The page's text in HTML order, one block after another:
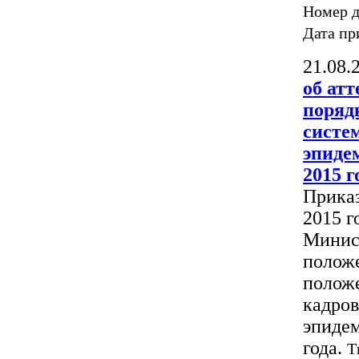
Номер
Дата
об
2015
2015
года.